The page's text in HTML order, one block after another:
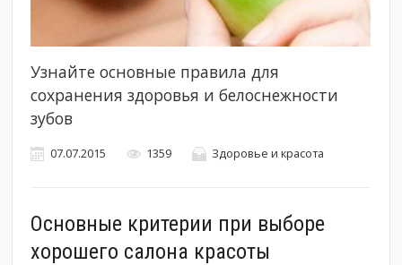
Узнайте основные правила для
сохранения здоровья и белоснежности
зубов
07.07.2015 1359 Здоровье и красота
Основные критерии при выборе
хорошего салона красоты